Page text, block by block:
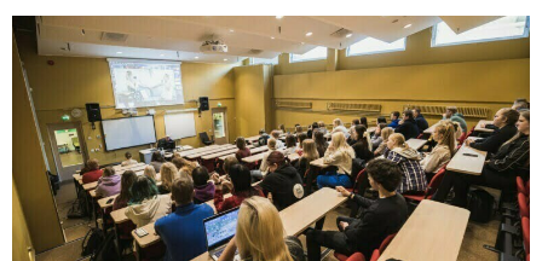
Projektid
ÜLDINFO
Sisseastumine
Meie kool
Dokumendid
Uudised
Lapsevanemale
Vilistlastele
Toitlustamine